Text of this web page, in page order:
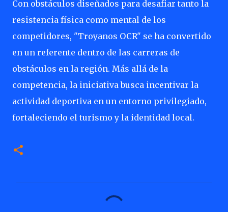
Con obstáculos diseñados para desafiar tanto la
resistencia física como mental de los
competidores, "Troyanos OCR" se ha convertido
en un referente dentro de las carreras de
obstáculos en la región. Más allá de la
competencia, la iniciativa busca incentivar la
actividad deportiva en un entorno privilegiado,
fortaleciendo el turismo y la identidad local.